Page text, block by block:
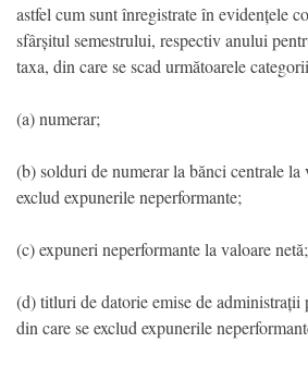
astfel cum sunt înregistrate în evidențele
sfârșitul semestrului, respectiv anului
taxa, din care se scad următoarele
(a) numerar;
(b) solduri de numerar la bănci centrale la
exclud expunerile neperformante;
(c) expuneri neperformante la valoare netă;
(d) titluri de datorie emise de administrații
din care se exclud expunerile